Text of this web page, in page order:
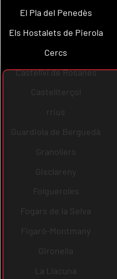
El Pla del Penedès
Els Hostalets de Pierola
Cercs
Castellví de Rosanes
Castellterçol
rrius
Guardiola de Berguedà
Granollers
Gisclareny
Folgueroles
Fogars de la Selva
Figaró-Montmany
Gironella
La Llacuna